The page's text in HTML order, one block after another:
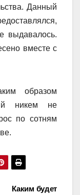
Данный
выдавалось.
вместе с
образом
никем не
по сотням
Каким будет